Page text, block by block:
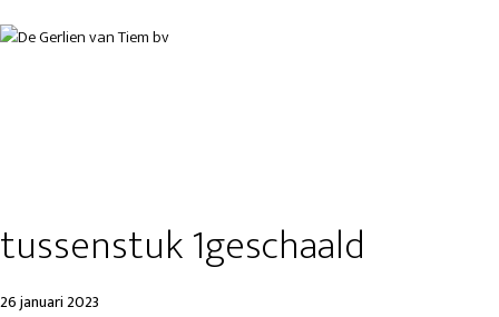
tussenstuk 1geschaald
26 januari 2023